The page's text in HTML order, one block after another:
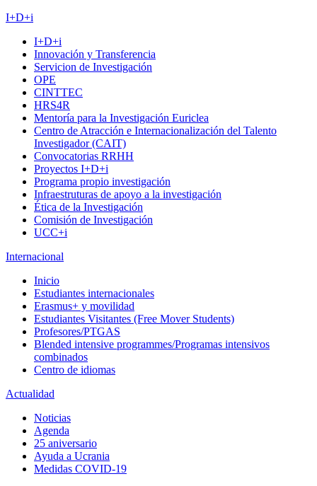
I+D+i
I+D+i
Innovación y Transferencia
Servicion de Investigación
OPE
CINTTEC
HRS4R
Mentoría para la Investigación Euriclea
Centro de Atracción e Internacionalización del Talento
Investigador (CAIT)
Convocatorias RRHH
Proyectos I+D+i
Programa propio investigación
Infraestruturas de apoyo a la investigación
Ética de la Investigación
Comisión de Investigación
UCC+i
Internacional
Inicio
Estudiantes internacionales
Erasmus+ y movilidad
Estudiantes Visitantes (Free Mover Students)
Profesores/PTGAS
Blended intensive programmes/Programas intensivos
combinados
Centro de idiomas
Actualidad
Noticias
Agenda
25 aniversario
Ayuda a Ucrania
Medidas COVID-19